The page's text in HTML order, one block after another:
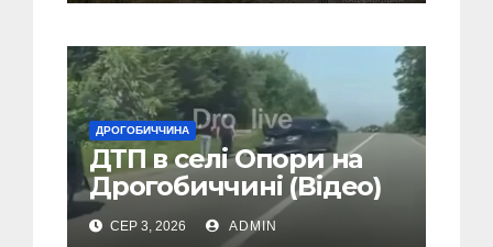
ДРОГОБИЧЧИНА
ДТП в селі Опори на
Дрогобиччині (Відео)
СЕР 3, 2026 ADMIN